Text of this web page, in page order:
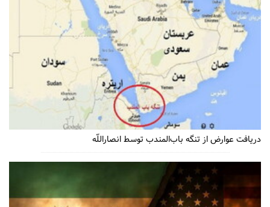
دریافت عوارض از تنگه باب‌المندب توسط انصاراللّه